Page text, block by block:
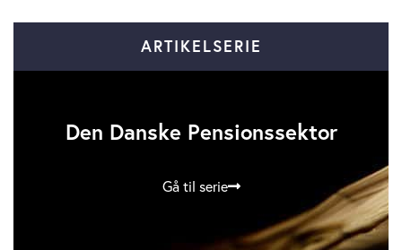
ARTIKELSERIE
Den Danske Pensionssektor
Gå til serie